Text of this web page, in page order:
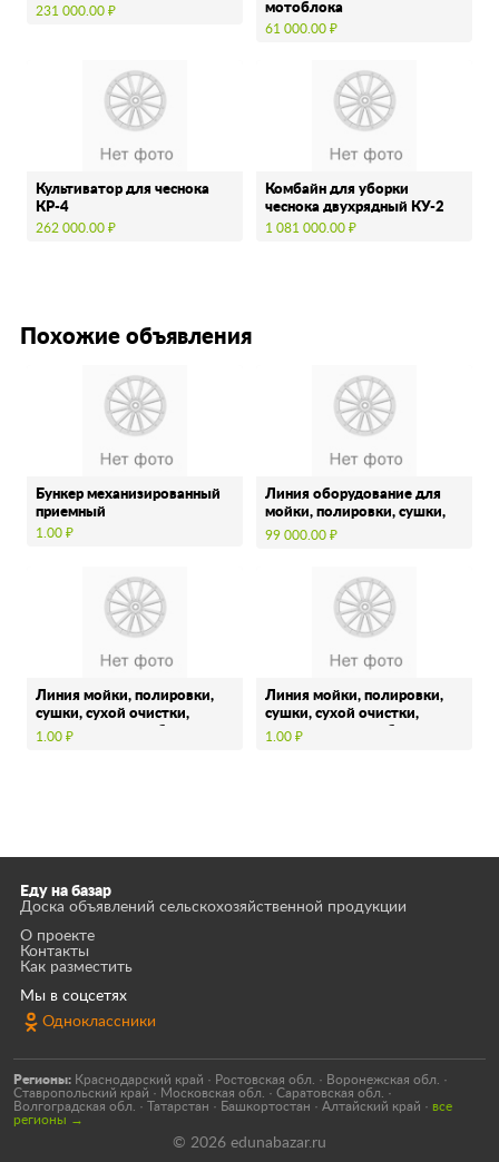
231 000.00 ₽
мотоблока
61 000.00 ₽
Культиватор для чеснока
КР-4
262 000.00 ₽
Комбайн для уборки
чеснока двухрядный КУ-2
1 081 000.00 ₽
Похожие объявления
Бункер механизированный
приемный
1.00 ₽
Линия оборудование для
мойки, полировки, сушки,
сухой очистки, …
99 000.00 ₽
Линия мойки, полировки,
сушки, сухой очистки,
сортировки, калибровки, …
1.00 ₽
Линия мойки, полировки,
сушки, сухой очистки,
сортировки, калибровки, …
1.00 ₽
Еду на базар
Доска объявлений сельскохозяйственной продукции
О проекте
Контакты
Как разместить
Мы в соцсетях
Одноклассники
Регионы: Краснодарский край · Ростовская обл. · Воронежская обл.
·
Ставропольский край · Московская обл. · Саратовская обл.
·
Волгоградская обл.
· Татарстан · Башкортостан · Алтайский край · все
регионы →
© 2026 edunabazar.ru